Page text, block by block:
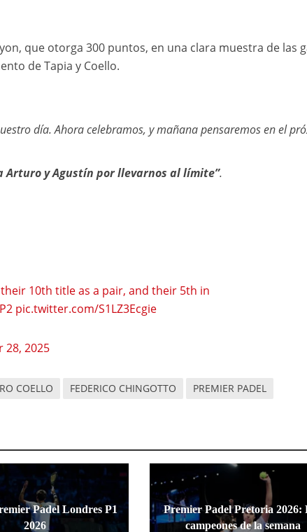
que otorga 300 puntos, en una clara muestra de las
de Tapia y Coello.
día. Ahora celebramos, y mañana pensaremos en el
Arturo y Agustín por llevarnos al límite”.
10th title as a pair, and their 5th in
pic.twitter.com/S1LZ3Ecgie
28, 2025
COELLO FEDERICO CHINGOTTO PREMIER PADEL
Padel Londres P1
2026
Premier Padel Pretoria 2026:
campeones de la semana